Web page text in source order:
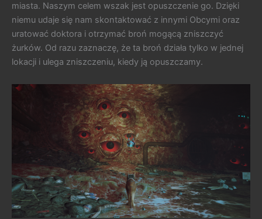
miasta. Naszym celem wszak jest opuszczenie go. Dzięki
niemu udaje się nam skontaktować z innymi Obcymi oraz
uratować doktora i otrzymać broń mogącą zniszczyć
żurków. Od razu zaznaczę, że ta broń działa tylko w jednej
lokacji i ulega zniszczeniu, kiedy ją opuszczamy.